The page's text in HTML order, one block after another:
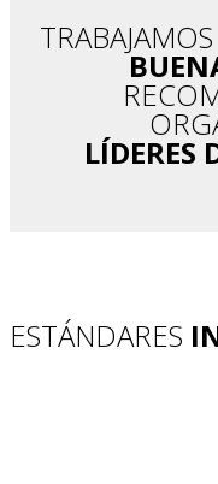
LÍDERES
ESTÁNDARES